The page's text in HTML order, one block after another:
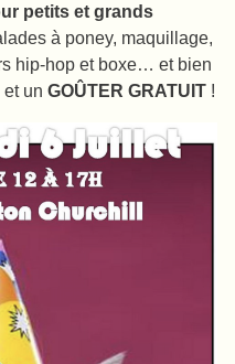
petits et grands
à poney, maquillage,
hip-hop et boxe… et bien
un GOÛTER GRATUIT !